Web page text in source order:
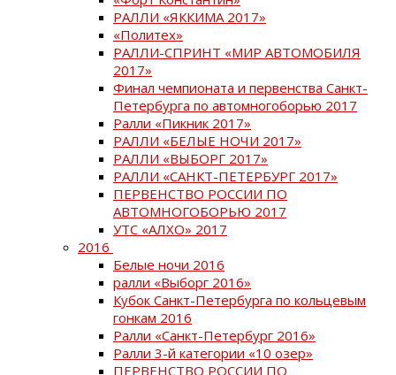
РАЛЛИ «ЯККИМА 2017»
«Политех»
РАЛЛИ-СПРИНТ «МИР АВТОМОБИЛЯ
2017»
Финал чемпионата и первенства Санкт-
Петербурга по автомногоборью 2017
Ралли «Пикник 2017»
РАЛЛИ «БЕЛЫЕ НОЧИ 2017»
РАЛЛИ «ВЫБОРГ 2017»
РАЛЛИ «САНКТ-ПЕТЕРБУРГ 2017»
ПЕРВЕНСТВО РОССИИ ПО
АВТОМНОГОБОРЬЮ 2017
УТС «АЛХО» 2017
2016
Белые ночи 2016
ралли «Выборг 2016»
Кубок Санкт-Петербурга по кольцевым
гонкам 2016
Ралли «Санкт-Петербург 2016»
Ралли 3-й категории «10 озер»
ПЕРВЕНСТВО РОССИИ ПО